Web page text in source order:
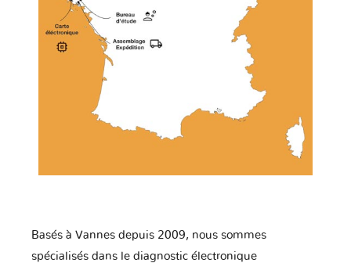
Basés à Vannes depuis 2009, nous sommes
spécialisés dans le diagnostic électronique